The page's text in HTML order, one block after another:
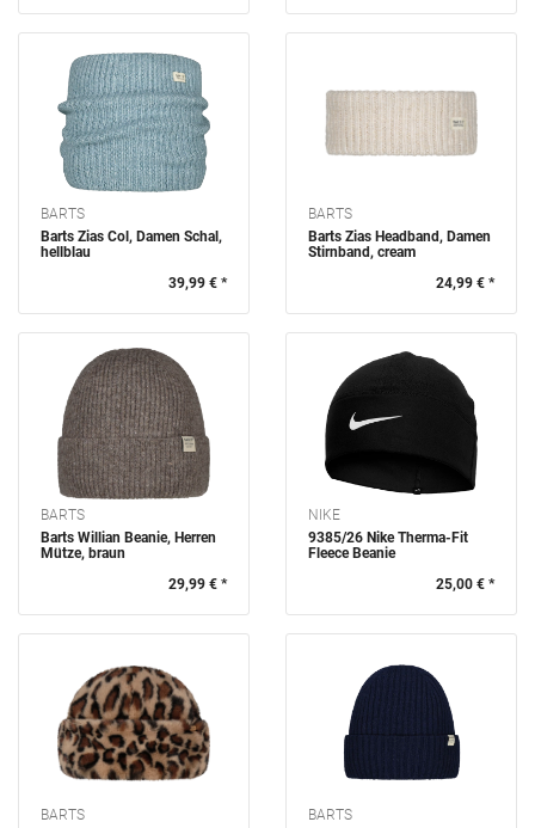
BARTS
Barts Zias Col, Damen Schal,
hellblau
39,99 € *
BARTS
Barts Zias Headband, Damen
Stirnband, cream
24,99 € *
BARTS
Barts Willian Beanie, Herren
Mütze, braun
29,99 € *
NIKE
9385/26 Nike Therma-Fit
Fleece Beanie
25,00 € *
BARTS
BARTS